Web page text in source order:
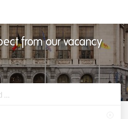
from our vacancy